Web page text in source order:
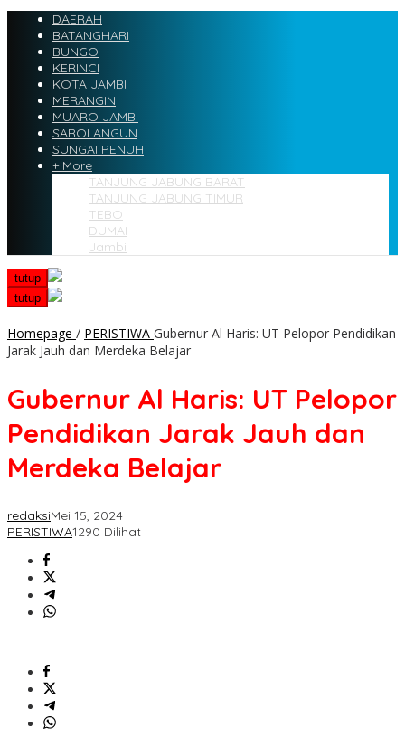
DAERAH
BATANGHARI
BUNGO
KERINCI
KOTA JAMBI
MERANGIN
MUARO JAMBI
SAROLANGUN
SUNGAI PENUH
+ More
TANJUNG JABUNG BARAT
TANJUNG JABUNG TIMUR
TEBO
DUMAI
Jambi
tutup
tutup
Homepage / PERISTIWA Gubernur Al Haris: UT Pelopor Pendidikan
Jarak Jauh dan Merdeka Belajar
Gubernur Al Haris: UT Pelopor
Pendidikan Jarak Jauh dan
Merdeka Belajar
redaksiMei 15, 2024
PERISTIWA1290 Dilihat